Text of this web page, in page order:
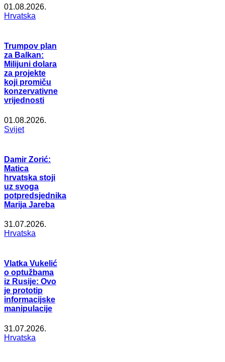
01.08.2026.
Hrvatska
Trumpov plan
za Balkan:
Milijuni dolara
za projekte
koji promiču
konzervativne
vrijednosti
01.08.2026.
Svijet
Damir Zorić:
Matica
hrvatska stoji
uz svoga
potpredsjednika
Marija Jareba
31.07.2026.
Hrvatska
Vlatka Vukelić
o optužbama
iz Rusije: Ovo
je prototip
informacijske
manipulacije
31.07.2026.
Hrvatska